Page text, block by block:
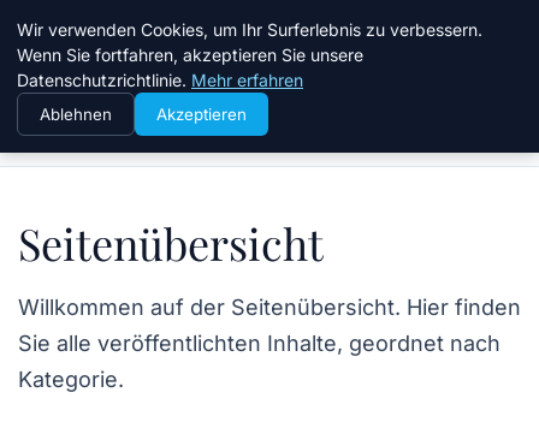
Taz Nrw
Startseite Seitenübersicht
Seitenübersicht
Willkommen auf der Seitenübersicht. Hier finden
Sie alle veröffentlichten Inhalte, geordnet nach
Kategorie.
Wir verwenden Cookies, um Ihr Surferlebnis zu verbessern.
Wenn Sie fortfahren, akzeptieren Sie unsere
Datenschutzrichtlinie. Mehr erfahren
Ablehnen Akzeptieren